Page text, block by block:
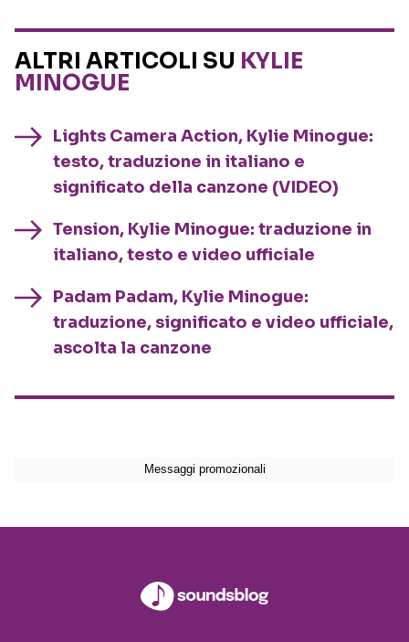
ALTRI ARTICOLI SU KYLIE
MINOGUE
Lights Camera Action, Kylie Minogue:
testo, traduzione in italiano e
significato della canzone (VIDEO)
Tension, Kylie Minogue: traduzione in
italiano, testo e video ufficiale
Padam Padam, Kylie Minogue:
traduzione, significato e video ufficiale,
ascolta la canzone